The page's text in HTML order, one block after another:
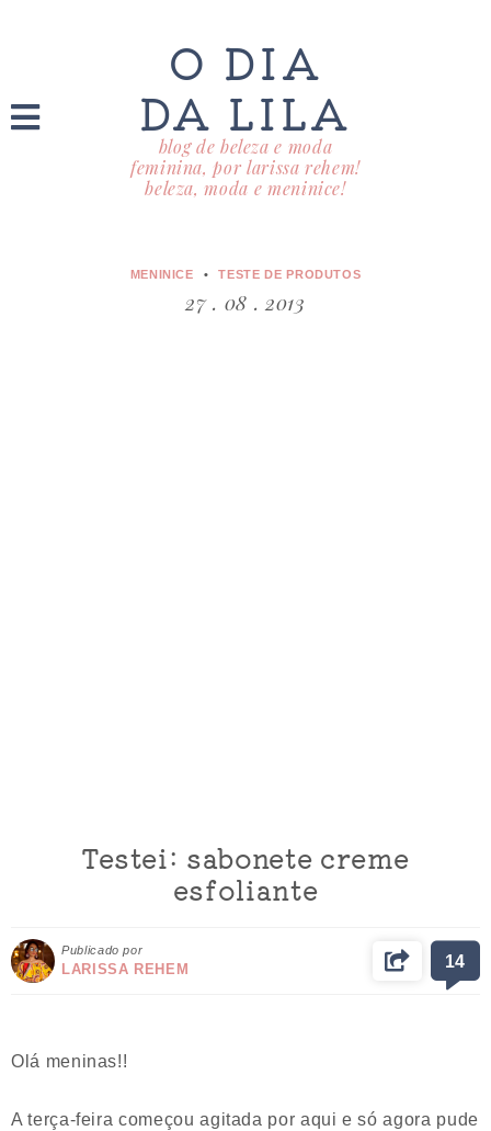
O DIA
DA LILA
blog de beleza e moda
feminina, por larissa rehem!
beleza, moda e meninice!
MENINICE TESTE DE PRODUTOS
27 . 08 . 2013
Testei: sabonete creme
esfoliante
Publicado por
LARISSA REHEM 14
Olá meninas!!
A terça-feira começou agitada por aqui e só agora pude